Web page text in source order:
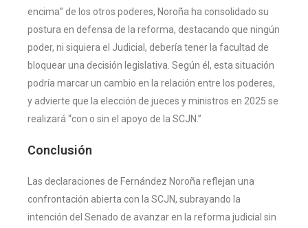
encima” de los otros poderes, Noroña ha consolidado su
postura en defensa de la reforma, destacando que ningún
poder, ni siquiera el Judicial, debería tener la facultad de
bloquear una decisión legislativa. Según él, esta situación
podría marcar un cambio en la relación entre los poderes,
y advierte que la elección de jueces y ministros en 2025 se
realizará “con o sin el apoyo de la SCJN.”
Conclusión
Las declaraciones de Fernández Noroña reflejan una
confrontación abierta con la SCJN, subrayando la
intención del Senado de avanzar en la reforma judicial sin